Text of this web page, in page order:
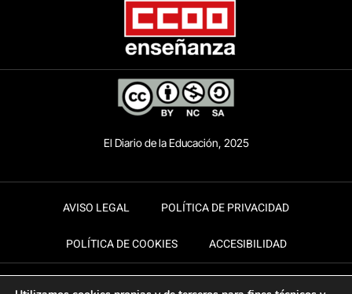
El Diario de la Educación, 2025
AVISO LEGAL POLÍTICA DE PRIVACIDAD
POLÍTICA DE COOKIES ACCESIBILIDAD